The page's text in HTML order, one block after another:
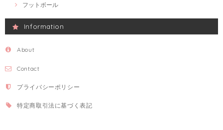
フットボール
Information
About
Contact
プライバシーポリシー
特定商取引法に基づく表記